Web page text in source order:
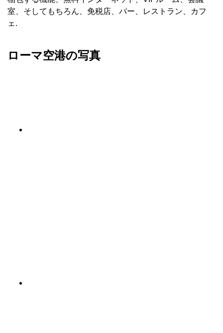
室、そしてもちろん、免税店、バー、レストラン、カフ
ェ.
ローマ空港の写真